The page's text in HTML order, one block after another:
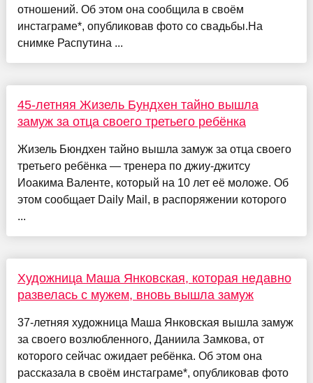
отношений. Об этом она сообщила в своём
инстаграме*, опубликовав фото со свадьбы.На
снимке Распутина ...
45-летняя Жизель Бундхен тайно вышла
замуж за отца своего третьего ребёнка
Жизель Бюндхен тайно вышла замуж за отца своего
третьего ребёнка — тренера по джиу-джитсу
Иоакима Валенте, который на 10 лет её моложе. Об
этом сообщает Daily Mail, в распоряжении которого
...
Художница Маша Янковская, которая недавно
развелась с мужем, вновь вышла замуж
37-летняя художница Маша Янковская вышла замуж
за своего возлюбленного, Даниила Замкова, от
которого сейчас ожидает ребёнка. Об этом она
рассказала в своём инстаграме*, опубликовав фото